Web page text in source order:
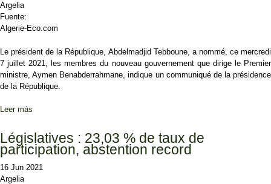
Argelia
Fuente:
Algerie-Eco.com
Le président de la République, Abdelmadjid Tebboune, a nommé, ce mercredi
7 juillet 2021, les membres du nouveau gouvernement que dirige le Premier
ministre, Aymen Benabderrahmane, indique un communiqué de la présidence
de la République.
Leer más
Législatives : 23,03 % de taux de
participation, abstention record
16 Jun 2021
Argelia